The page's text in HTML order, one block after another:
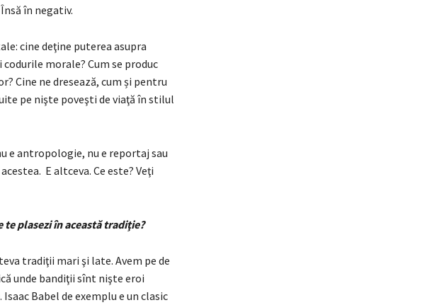
în negativ.
cine deţine puterea asupra
morale? Cum se produc
Cine ne dresează, cum și pentru
pe nişte poveşti de viaţă în stilul
e antropologie, nu e reportaj sau
E altceva. Ce este? Veţi
plasezi în această tradiţie?
tradiţii mari şi late. Avem pe de
unde bandiţii sînt nişte eroi
Babel de exemplu e un clasic